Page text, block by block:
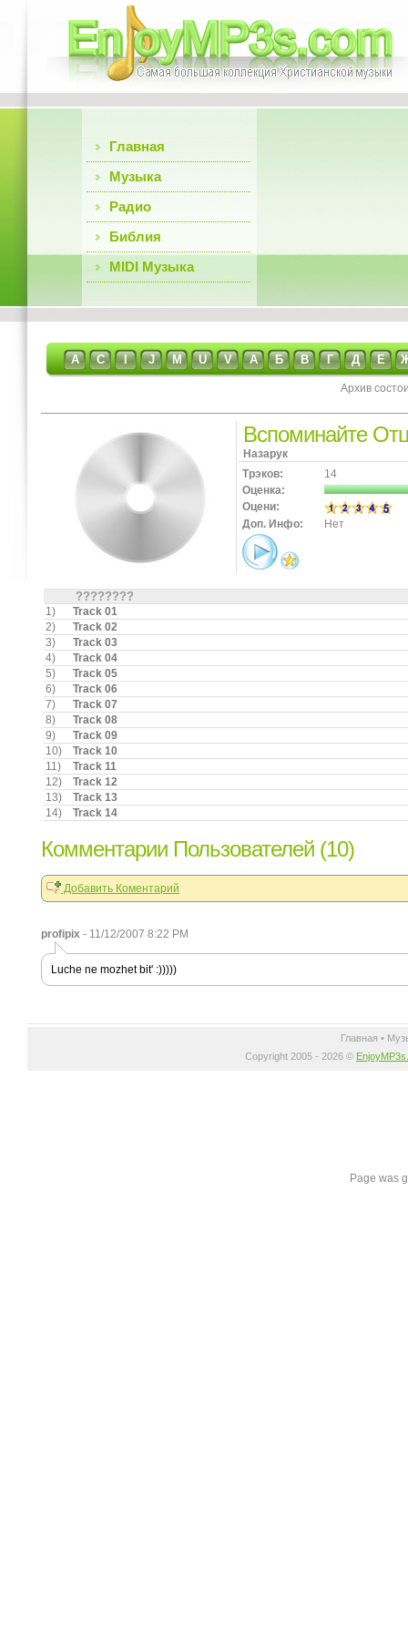
Главная
Музыка
Радио
Библия
MIDI Музыка
A C I J M U V А Б В Г Д Е
Архив
Вспоминайте
Назарук
Трэков:
14
Оценка:
Оцени:
Доп. Инфо:
Нет
????????
1)
Track 01
2)
Track 02
3)
Track 03
4)
Track 04
5)
Track 05
6)
Track 06
7)
Track 07
8)
Track 08
9)
Track 09
10)
Track 10
11)
Track 11
12)
Track 12
13)
Track 13
14)
Track 14
Комментарии Пользователей (10)
Добавить Коментарий
profipix - 11/12/2007 8:22 PM
Luche ne mozhet bit' :)))))
Главная •
Copyright 2005 - 2026 ©
Page was